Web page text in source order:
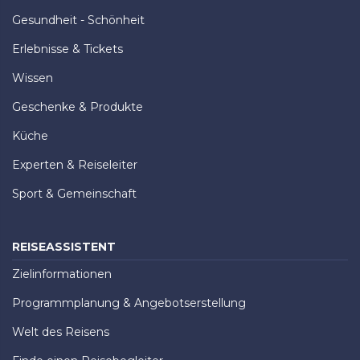
Gesundheit - Schönheit
Erlebnisse & Tickets
Wissen
Geschenke & Produkte
Küche
Experten & Reiseleiter
Sport & Gemeinschaft
REISEASSISTENT
Zielinformationen
Programmplanung & Angebotserstellung
Welt des Reisens